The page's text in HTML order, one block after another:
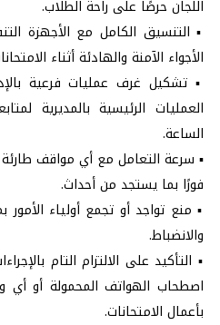
اللجان حرصًا على راحة الطلاب.
▪️ التنسيق الكامل مع الأجهزة
الأجواء الآمنة والهادئة أثناء
▪️ تشكيل غرف عمليات فرعية
العمليات الرئيسية بالمديرية
الساعة.
▪️ سرعة التعامل مع أي مواقف طارئة
فورًا بما يستجد من أحداث.
▪️ منع تواجد أو تجمع أولياء
والانضباط.
▪️ التأكيد على الالتزام التام
اصطحاب الهواتف المحمولة أو
بأعمال الامتحانات.